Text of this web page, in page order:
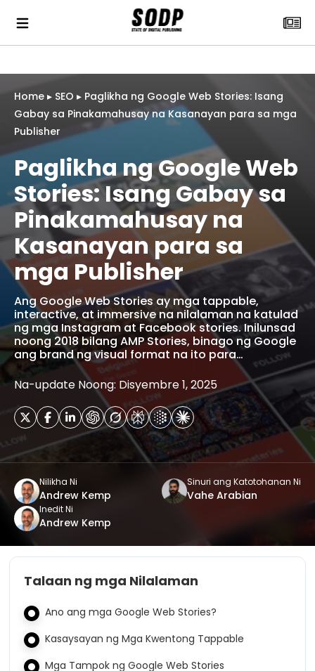
Home ▸ SEO ▸ Paglikha ng Google Web Stories: Isang
Gabay sa Pinakamahusay na Kasanayan para sa mga
Publisher
Paglikha ng Google Web
Stories: Isang Gabay sa
Pinakamahusay na
Kasanayan para sa
mga Publisher
Ang Google Web Stories ay mga tappable,
interactive, at immersive na nilalaman na katulad
ng mga Instagram at Facebook stories. Inilunsad
noong 2018 bilang AMP Stories, binago ng Google
ang brand ng visual format na ito para…
Na-update Noong: Disyembre 1, 2025
Nilikha Ni
Andrew Kemp
Sinuri ang Katotohanan Ni
Vahe Arabian
Inedit Ni
Andrew Kemp
Talaan ng mga Nilalaman
Ano ang mga Google Web Stories?
Kasaysayan ng Mga Kwentong Tappable
Mga Tampok ng Google Web Stories